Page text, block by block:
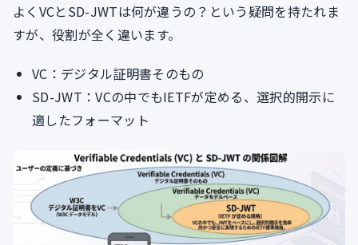
よくVCとSD-JWTは何が違うの？という疑問を持たれま
すが、役割が全く違います。
VC：デジタル証明書そのもの
SD-JWT：VCの中でもIETFが定める、選択的開示に
適したフォーマット